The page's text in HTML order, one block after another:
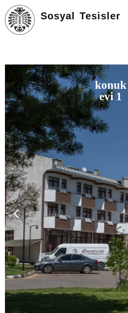
Sosyal Tesisler
KVKK
GIZLILIK POLITIKASI
WEB KILAVUZU
kapalı
havuz